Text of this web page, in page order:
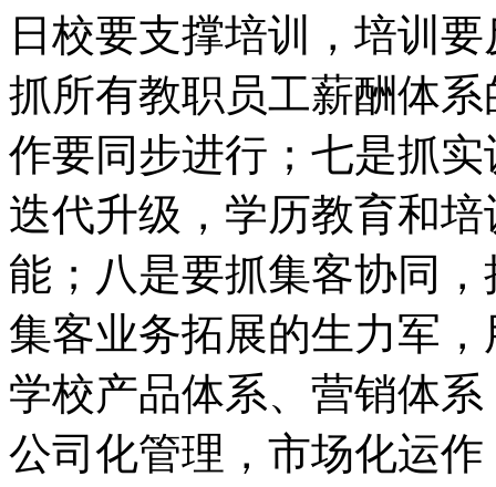
日校要支撑培训，培训
抓所有教职员工薪酬体
作要同步进行；七是抓
迭代升级，学历教育和
能；八是要抓集客协同
集客业务拓展的生力军
学校产品体系、营销体
公司化管理，市场化运